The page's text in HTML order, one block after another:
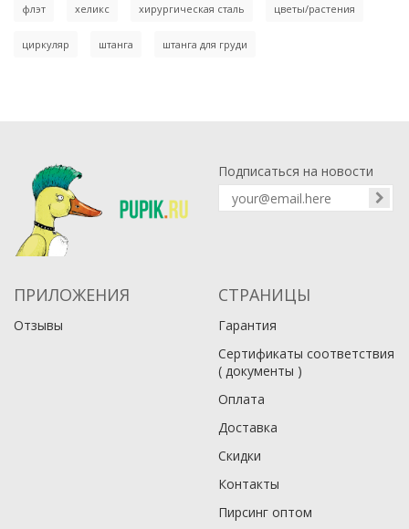
флэт хеликс хирургическая сталь цветы/растения
циркуляр штанга штанга для груди
Подписаться на новости
ПРИЛОЖЕНИЯ
Отзывы
СТРАНИЦЫ
Гарантия
Сертификаты соответствия
( документы )
Оплата
Доставка
Скидки
Контакты
Пирсинг оптом